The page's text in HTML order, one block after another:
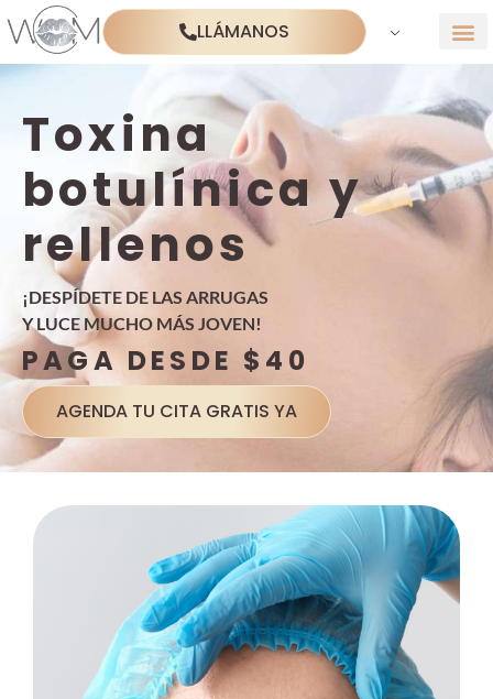
LLÁMANOS
Toxina
botulínica y
rellenos
¡DESPÍDETE DE LAS ARRUGAS
Y LUCE MUCHO MÁS JOVEN!
PAGA DESDE $40
AGENDA TU CITA GRATIS YA